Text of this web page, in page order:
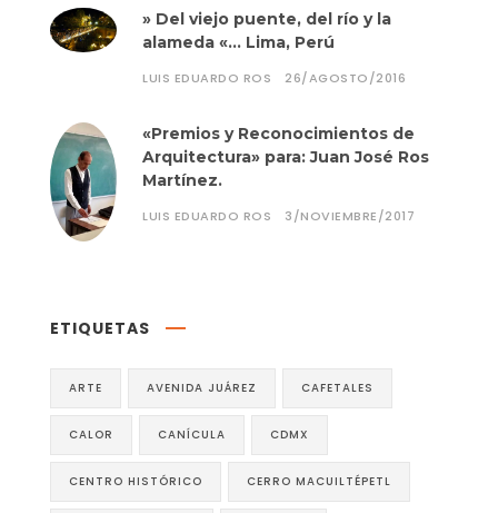
» Del viejo puente, del río y la
alameda «… Lima, Perú
LUIS EDUARDO ROS 26/AGOSTO/2016
«Premios y Reconocimientos de
Arquitectura» para: Juan José Ros
Martínez.
LUIS EDUARDO ROS 3/NOVIEMBRE/2017
ETIQUETAS
ARTE AVENIDA JUÁREZ CAFETALES
CALOR CANÍCULA CDMX
CENTRO HISTÓRICO CERRO MACUILTÉPETL